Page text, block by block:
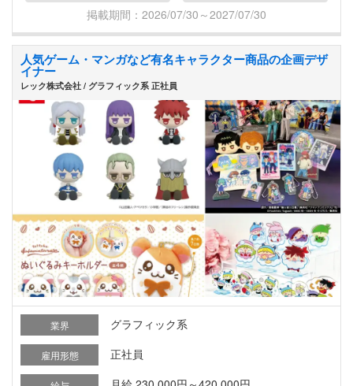
掲載期間：2026/07/30～2027/07/30
人気ゲーム・マンガなど有名キャラクター商品の企画デザ
イナー
レック株式会社 / グラフィック系 正社員
業界 グラフィック系
雇用形態 正社員